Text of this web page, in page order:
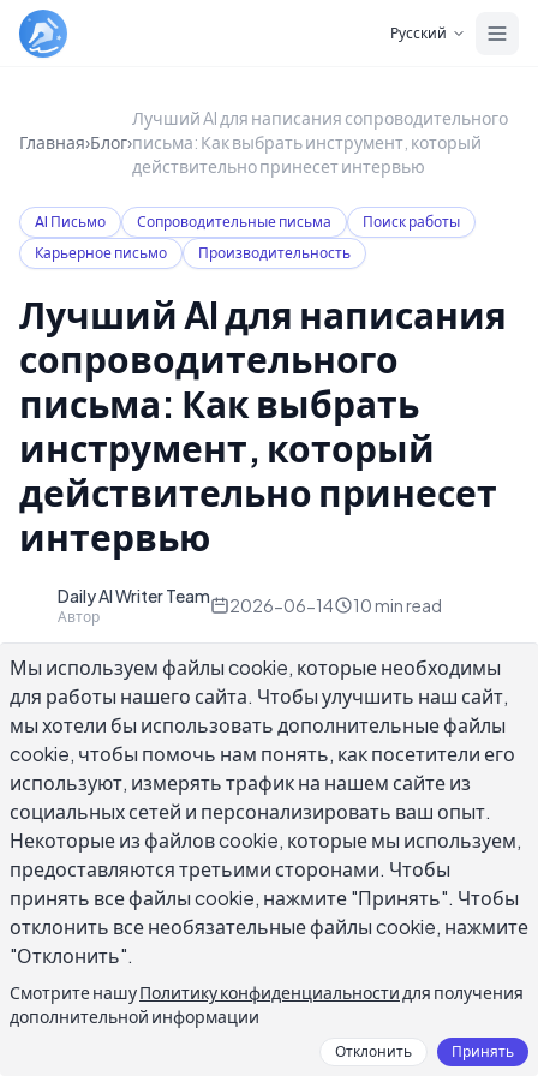
Русский
Главная›Блог›
Лучший AI для написания сопроводительного
письма: Как выбрать инструмент, который
действительно принесет интервью
AI Письмо Сопроводительные письма
Поиск работы
Карьерное письмо
Производительность
Лучший AI для написания
сопроводительного
письма: Как выбрать
инструмент, который
действительно принесет
интервью
Daily AI Writer Team
Автор
2026-06-14 10 min read
Поиск лучшего AI для написания
сопроводительного письма сводится к
одному вопросу: звучит ли выходной
результат так, как если бы реальный человек
подал заявку, или как шаблон с
подставленным именем? Общие
сопроводительные письма быстро
генерируются и быстро отклоняются. Письма,
которые ведут к интервью, конкретны,
основаны на реальном опыте и написаны
Мы используем файлы cookie, которые необходимы
для работы нашего сайта. Чтобы улучшить наш сайт,
мы хотели бы использовать дополнительные файлы
cookie, чтобы помочь нам понять, как посетители его
используют, измерять трафик на нашем сайте из
социальных сетей и персонализировать ваш опыт.
Некоторые из файлов cookie, которые мы используем,
предоставляются третьими сторонами. Чтобы
принять все файлы cookie, нажмите "Принять". Чтобы
отклонить все необязательные файлы cookie, нажмите
"Отклонить".
Смотрите нашуПолитику конфиденциальности для получения
дополнительной информации
Отклонить Принять